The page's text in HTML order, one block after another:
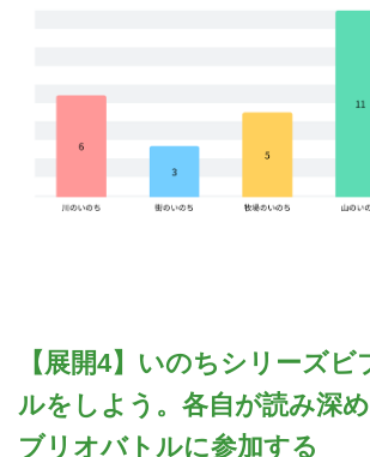
【展開4】いのちシリーズビ
ルをしよう。各自が読み深
ブリオバトルに参加する